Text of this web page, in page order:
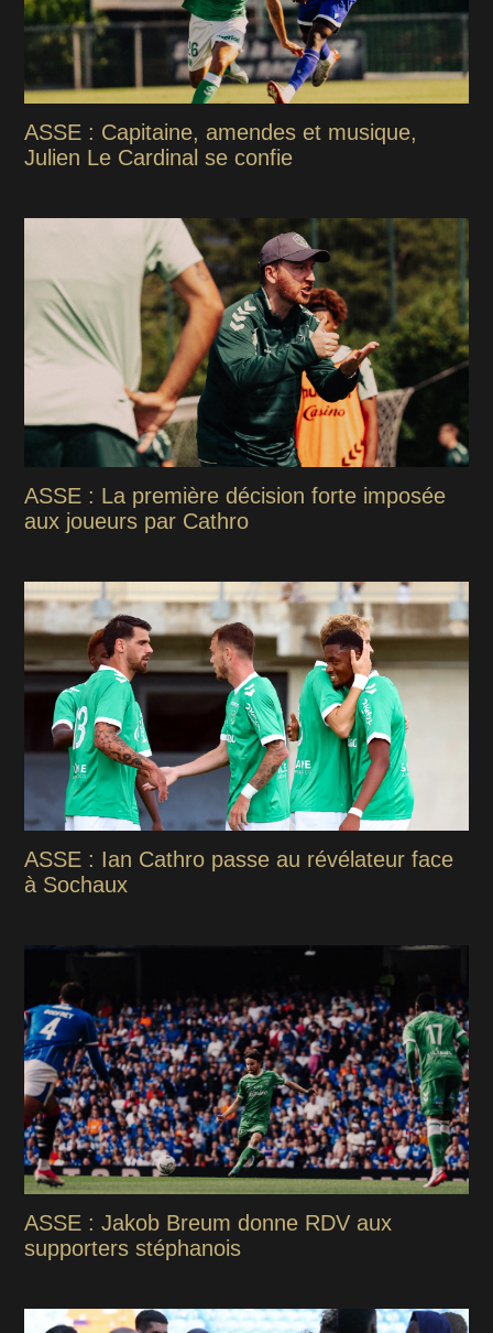
ASSE : Capitaine, amendes et musique,
Julien Le Cardinal se confie
ASSE : La première décision forte imposée
aux joueurs par Cathro
ASSE : Ian Cathro passe au révélateur face
à Sochaux
ASSE : Jakob Breum donne RDV aux
supporters stéphanois